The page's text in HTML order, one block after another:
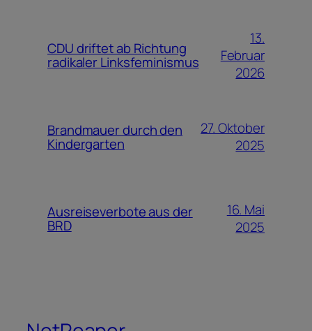
CDU driftet ab Richtung
radikaler Linksfeminismus
13.
Februar
2026
Brandmauer durch den
Kindergarten
27. Oktober
2025
Ausreiseverbote aus der
BRD
16. Mai
2025